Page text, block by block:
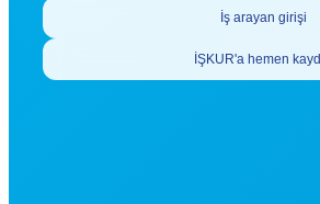
İş arayan girişi
İŞKUR'a hemen